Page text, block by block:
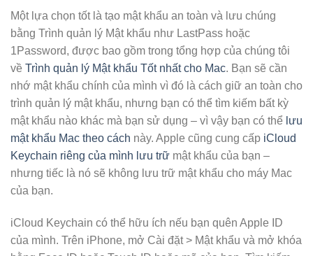
Một lựa chọn tốt là tạo mật khẩu an toàn và lưu chúng
bằng Trình quản lý Mật khẩu như LastPass hoặc
1Password, được bao gồm trong tổng hợp của chúng tôi
về Trình quản lý Mật khẩu Tốt nhất cho Mac. Bạn sẽ cần
nhớ mật khẩu chính của mình vì đó là cách giữ an toàn cho
trình quản lý mật khẩu, nhưng bạn có thể tìm kiếm bất kỳ
mật khẩu nào khác mà bạn sử dụng – vì vậy bạn có thể lưu
mật khẩu Mac theo cách này. Apple cũng cung cấp iCloud
Keychain riêng của mình lưu trữ mật khẩu của bạn –
nhưng tiếc là nó sẽ không lưu trữ mật khẩu cho máy Mac
của bạn.
iCloud Keychain có thể hữu ích nếu bạn quên Apple ID
của mình. Trên iPhone, mở Cài đặt > Mật khẩu và mở khóa